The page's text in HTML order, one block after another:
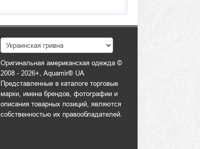
Оригинальная американская одежда ©
2008 - 2026+, Aquamir® UA
Представленные в каталоге торговые
марки, имена брендов, фотографии и
описания товарных позиций, являются
собственностью их правообладателей.